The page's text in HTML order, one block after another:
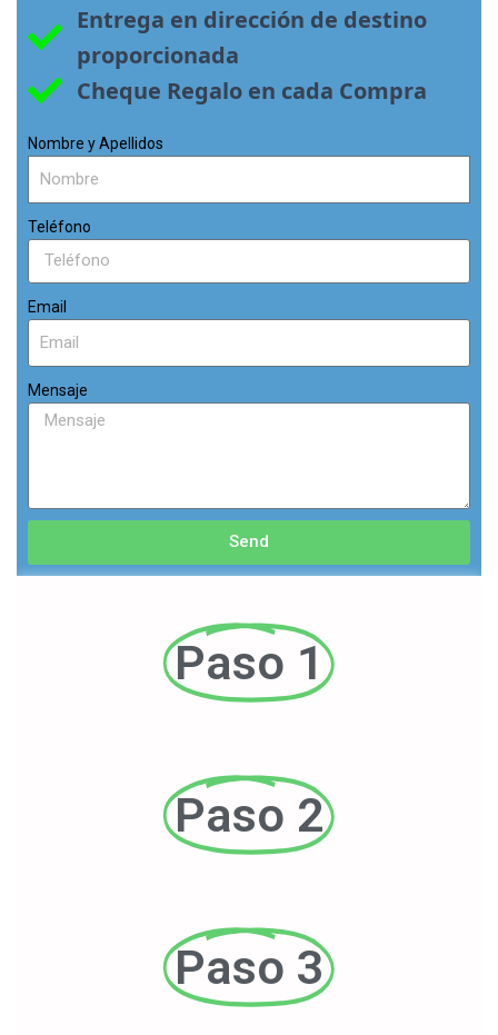
Entrega en dirección de destino
proporcionada
Cheque Regalo en cada Compra
Nombre y Apellidos
Teléfono
Email
Mensaje
Send
Paso 1
Paso 2
Paso 3